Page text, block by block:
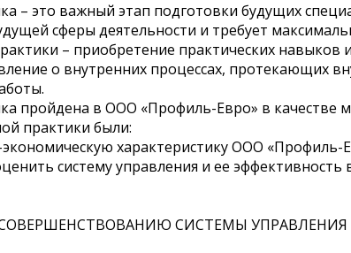
– это важный этап подготовки будущих
сферы деятельности и требует
– приобретение практических навыков
о внутренних процессах, протекающих
пройдена в ООО «Профиль-Евро» в качестве
практики были:
характеристику ООО «Профиль-
систему управления и ее
СИСТЕМЫ